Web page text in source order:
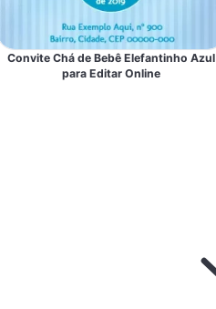
Convite Chá de Bebê Elefantinho Azul
para Editar Online